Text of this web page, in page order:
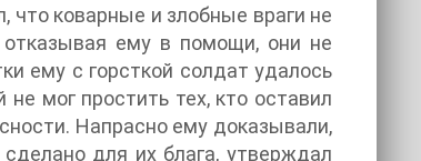
что коварные и злобные враги не
отказывая ему в помощи, они не
ему с горсткой солдат удалось
мог простить тех, кто оставил
Напрасно ему доказывали,
для их блага, утверждал